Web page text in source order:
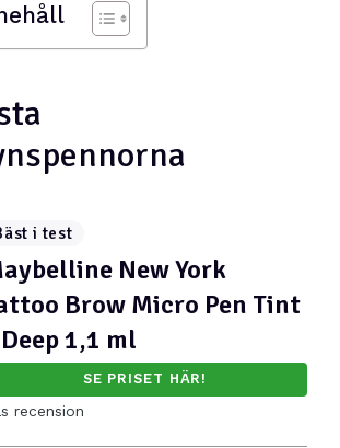
i test
New York
Brow Micro Pen Tint
1,1 ml
SE PRISET HÄR!
recension